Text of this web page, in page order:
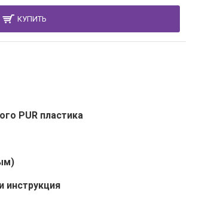
КУПИТЬ
PUR пластика
инструкция